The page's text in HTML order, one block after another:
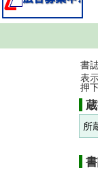
書
表
押
所